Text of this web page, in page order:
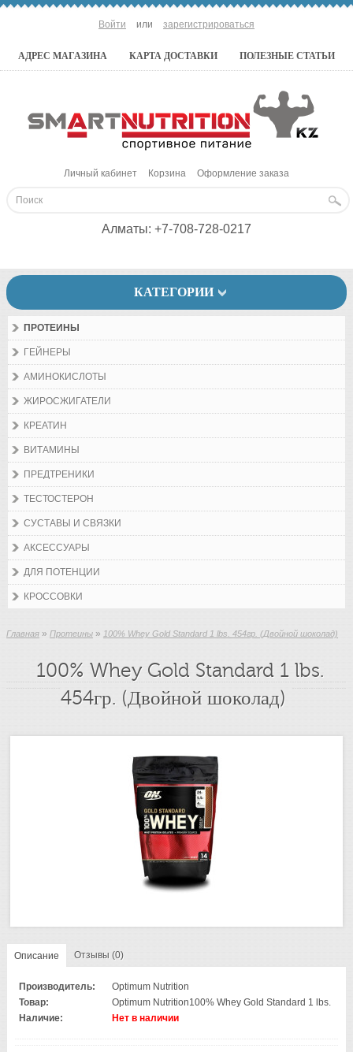
Войти или зарегистрироваться
АДРЕС МАГАЗИНА КАРТА ДОСТАВКИ ПОЛЕЗНЫЕ СТАТЬИ
Личный кабинет Корзина Оформление заказа
Алматы: +7-708-728-0217
КАТЕГОРИИ
ПРОТЕИНЫ
ГЕЙНЕРЫ
АМИНОКИСЛОТЫ
ЖИРОСЖИГАТЕЛИ
КРЕАТИН
ВИТАМИНЫ
ПРЕДТРЕНИКИ
ТЕСТОСТЕРОН
СУСТАВЫ И СВЯЗКИ
АКСЕССУАРЫ
ДЛЯ ПОТЕНЦИИ
КРОССОВКИ
Главная » Протеины » 100% Whey Gold Standard 1 lbs. 454гр. (Двойной шоколад)
100% Whey Gold Standard 1 lbs.
454гр. (Двойной шоколад)
Описание Отзывы (0)
Производитель:
Optimum Nutrition
Товар:
Optimum Nutrition100% Whey Gold Standard 1 lbs.
Наличие:
Нет в наличии